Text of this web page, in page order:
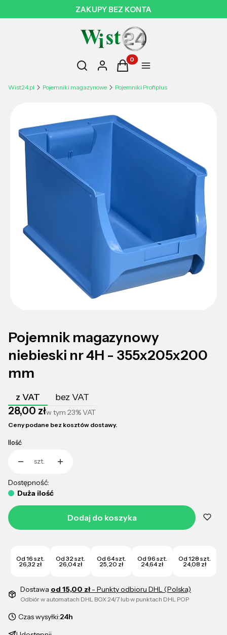
ZAKUPY BEZ KONTA
Otwórz wyszukiwarkę
Szukaj Zaloguj sięProdukty w koszyku: 0.
KoszykMenu
Wist24.pl Pojemniki magazynowe Pojemniki Profiplus
Pojemnik magazynowy
niebieski nr 4H - 355x205x200
mm
z VAT bez VAT
Cena
28,00 złw tym 23%VAT
Ceny podane bez kosztów dostawy.
Ilość
szt.
Dostępność:
Duża ilość
Dodaj do koszyka
Od 16 szt.
26,32 zł
Od 32 szt.
26,04 zł
Od 64 szt.
25,20 zł
Od 96 szt.
24,64 zł
Od 128 szt.
24,08 zł
Dostawa od 15,00 zł- Punkty odbioru DHL (Polska)
Odbiór w automatach DHL BOX 24/7 lub w punktach DHL POP
Czas wysyłki:24h